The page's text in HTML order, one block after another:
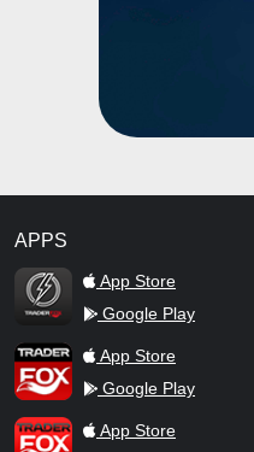
APPS
TraderFox Flash
App Store
Google Play
TraderFox AppApp Store
Google Play
TraderFox ProApp Store